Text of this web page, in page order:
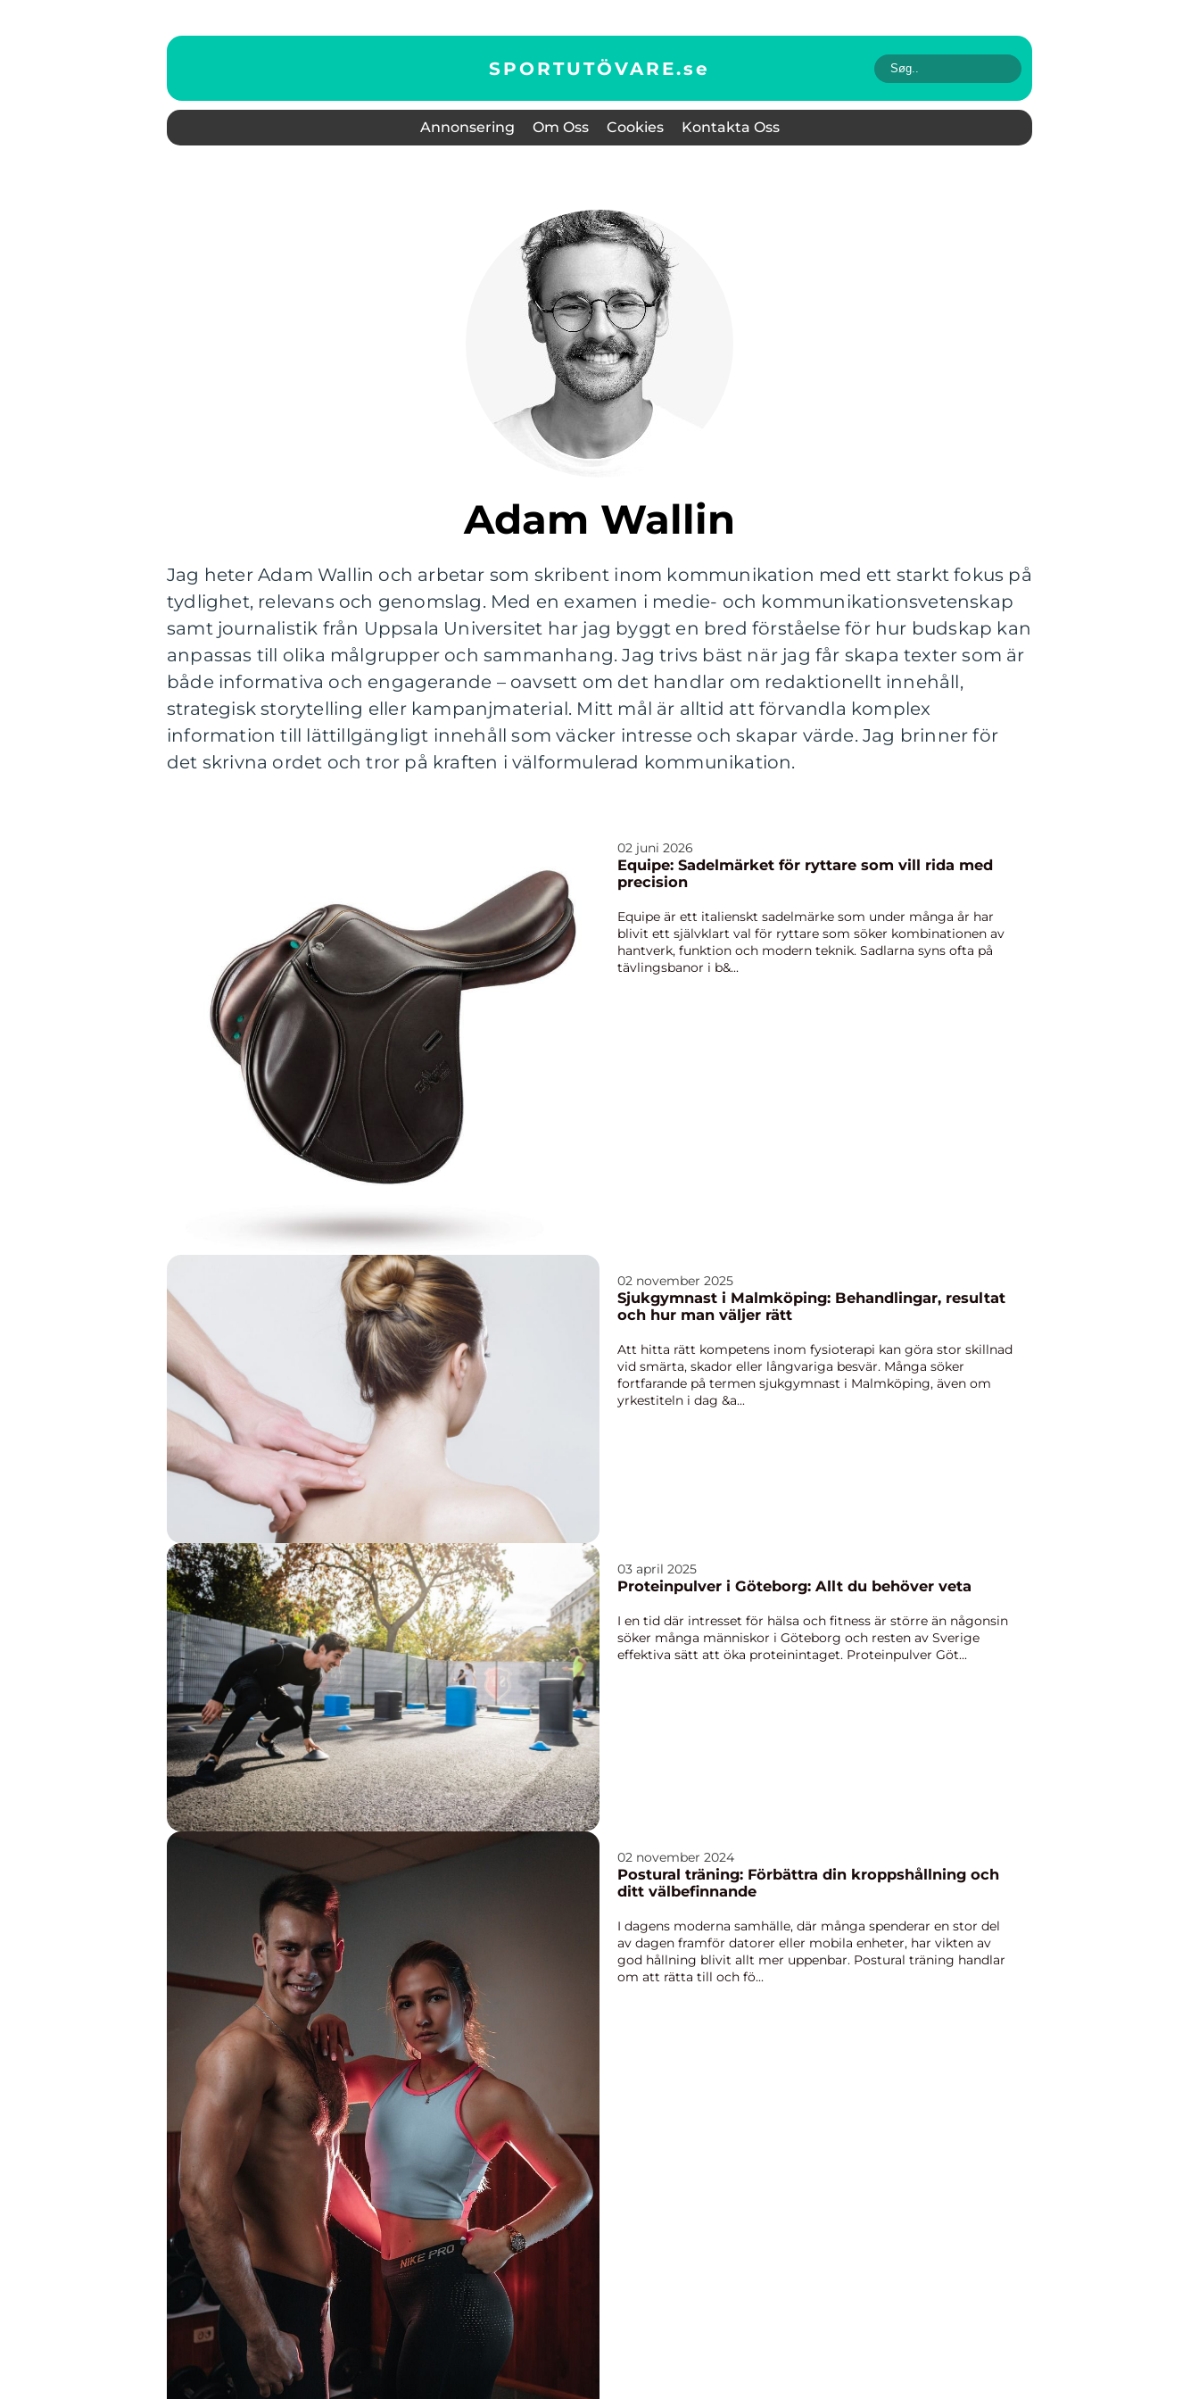
SPORTUTÖVARE.se
Annonsering Om Oss Cookies Kontakta Oss
Adam Wallin
Jag heter Adam Wallin och arbetar som skribent inom kommunikation med ett starkt fokus på
tydlighet, relevans och genomslag. Med en examen i medie- och kommunikationsvetenskap
samt journalistik från Uppsala Universitet har jag byggt en bred förståelse för hur budskap kan
anpassas till olika målgrupper och sammanhang. Jag trivs bäst när jag får skapa texter som är
både informativa och engagerande – oavsett om det handlar om redaktionellt innehåll,
strategisk storytelling eller kampanjmaterial. Mitt mål är alltid att förvandla komplex
information till lättillgängligt innehåll som väcker intresse och skapar värde. Jag brinner för
det skrivna ordet och tror på kraften i välformulerad kommunikation.
02 juni 2026
Equipe: Sadelmärket för ryttare som vill rida med
precision
Equipe är ett italienskt sadelmärke som under många år har
blivit ett självklart val för ryttare som söker kombinationen av
hantverk, funktion och modern teknik. Sadlarna syns ofta på
tävlingsbanor i b&...
02 november 2025
Sjukgymnast i Malmköping: Behandlingar, resultat
och hur man väljer rätt
Att hitta rätt kompetens inom fysioterapi kan göra stor skillnad
vid smärta, skador eller långvariga besvär. Många söker
fortfarande på termen sjukgymnast i Malmköping, även om
yrkestiteln i dag &a...
03 april 2025
Proteinpulver i Göteborg: Allt du behöver veta
I en tid där intresset för hälsa och fitness är större än någonsin
söker många människor i Göteborg och resten av Sverige
effektiva sätt att öka proteinintaget. Proteinpulver Göt...
02 november 2024
Postural träning: Förbättra din kroppshållning och
ditt välbefinnande
I dagens moderna samhälle, där många spenderar en stor del
av dagen framför datorer eller mobila enheter, har vikten av
god hållning blivit allt mer uppenbar. Postural träning handlar
om att rätta till och fö...